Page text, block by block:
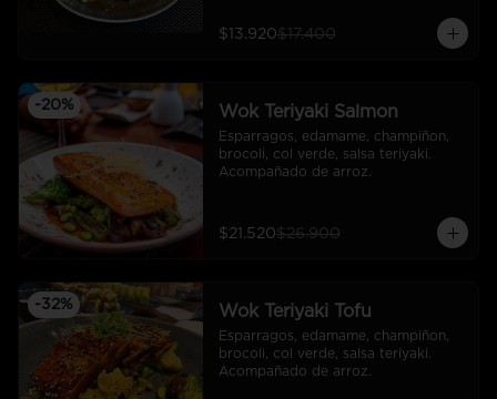
$13.920$17.400
-20% Wok Teriyaki Salmon
Esparragos, edamame, champiñon,
brocoli, col verde, salsa teriyaki.
Acompañado de arroz.
$21.520$26.900
-32% Wok Teriyaki Tofu
Esparragos, edamame, champiñon,
brocoli, col verde, salsa teriyaki.
Acompañado de arroz.